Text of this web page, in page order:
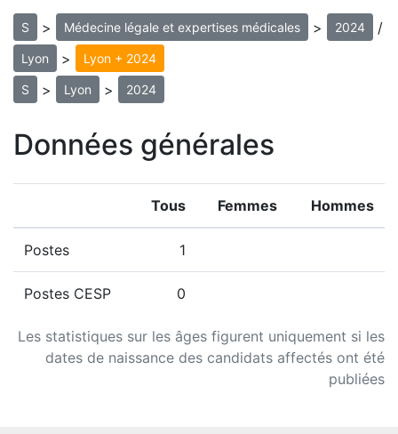
S > Médecine légale et expertises médicales > 2024 /
Lyon > Lyon + 2024
S > Lyon > 2024
Données générales
Les statistiques sur les âges figurent uniquement si les
dates de naissance des candidats affectés ont été
publiées
Tous Femmes Hommes
Postes 1
Postes CESP 0